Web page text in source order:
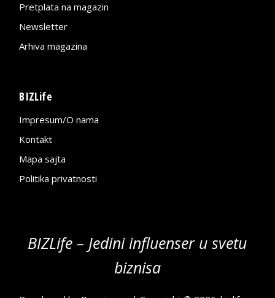
Pretplata na magazin
Newsletter
Arhiva magazina
BIZLife
Impresum/O nama
Kontakt
Mapa sajta
Politika privatnosti
BIZLife – Jedini influenser u svetu
biznisa